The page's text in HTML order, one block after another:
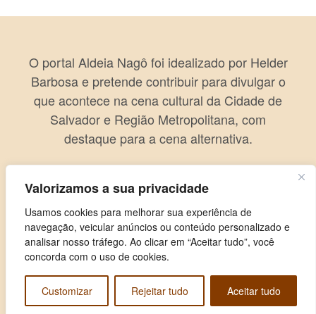
Valorizamos a sua privacidade
Usamos cookies para melhorar sua experiência de
navegação, veicular anúncios ou conteúdo personalizado e
analisar nosso tráfego. Ao clicar em “Aceitar tudo”, você
concorda com o uso de cookies.
Customizar Rejeitar tudo Aceitar tudo
O portal Aldeia Nagô foi idealizado por Helder
Barbosa e pretende contribuir para divulgar o
que acontece na cena cultural da Cidade de
Salvador e Região Metropolitana, com
destaque para a cena alternativa.
Copyright © 2026 Aldeia Nagô. Todos os direitos reservados.